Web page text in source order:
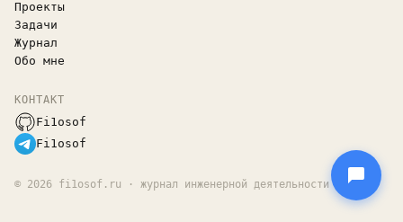
Проекты
Задачи
Журнал
Обо мне
КОНТАКТ
Fi1osof
Fi1osof
© 2026 fi1osof.ru · журнал инженерной деятельности